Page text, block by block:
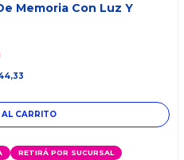
Memoria Con Luz Y
AL CARRITO
RETIRÁ POR SUCURSAL